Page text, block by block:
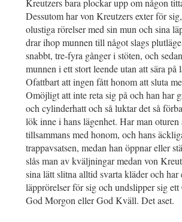
Kreutzers bara plockar upp om någon
Dessutom har von Kreutzers exter för
olustiga rörelser med sin mun och sina
drar ihop munnen till något slags
snabbt, tre-fyra gånger i stöten, och
munnen i ett stort leende utan att sära på
Ofattbart att ingen fått honom att sluta
Omöjligt att inte reta sig på och han har
och cylinderhatt och så luktar det så
lök inne i hans lägenhet. Har man oturen
tillsammans med honom, och hans
trappavsatsen, medan han öppnar eller
slås man av kväljningar medan von
sina lätt slitna alltid svarta kläder och har
läpprörelser för sig och undslipper sig
God Morgon eller God Kväll. Det aset.